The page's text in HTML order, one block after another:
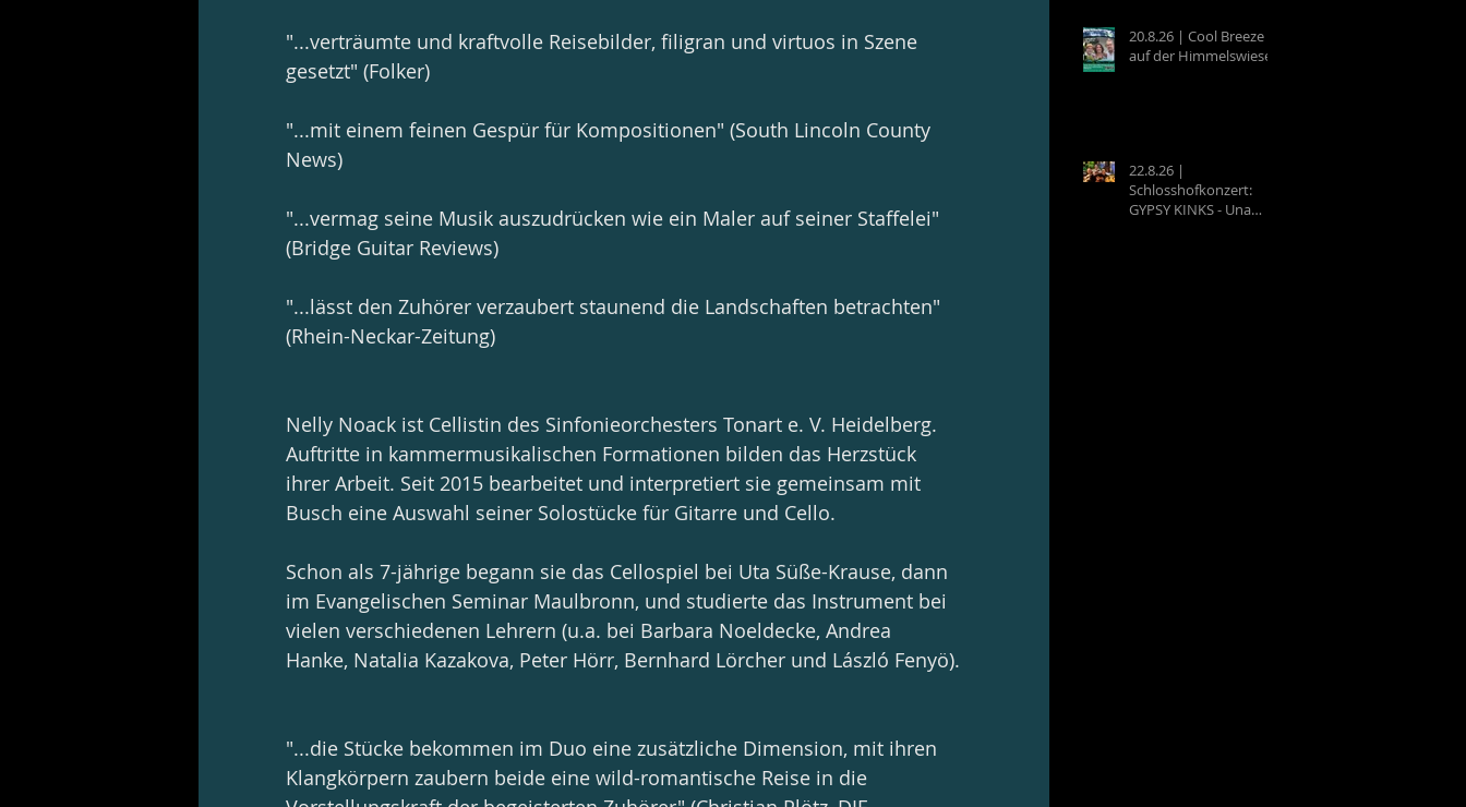
"...verträumte und kraftvolle Reisebilder, filigran und virtuos in Szene
gesetzt" (Folker)
"...mit einem feinen Gespür für Kompositionen" (South Lincoln County
News)
"...vermag seine Musik auszudrücken wie ein Maler auf seiner Staffelei"
(Bridge Guitar Reviews)
"...lässt den Zuhörer verzaubert staunend die Landschaften betrachten"
(Rhein-Neckar-Zeitung)
Nelly Noack ist Cellistin des Sinfonieorchesters Tonart e. V. Heidelberg.
Auftritte in kammermusikalischen Formationen bilden das Herzstück
ihrer Arbeit. Seit 2015 bearbeitet und interpretiert sie gemeinsam mit
Busch eine Auswahl seiner Solostücke für Gitarre und Cello.
Schon als 7-jährige begann sie das Cellospiel bei Uta Süße-Krause, dann
im Evangelischen Seminar Maulbronn, und studierte das Instrument bei
vielen verschiedenen Lehrern (u.a. bei Barbara Noeldecke, Andrea
Hanke, Natalia Kazakova, Peter Hörr, Bernhard Lörcher und László Fenyö).
"...die Stücke bekommen im Duo eine zusätzliche Dimension, mit ihren
Klangkörpern zaubern beide eine wild-romantische Reise in die
20.8.26 | Cool Breeze
auf der Himmelswiese
22.8.26 |
Schlosshofkonzert:
GYPSY KINKS - Una